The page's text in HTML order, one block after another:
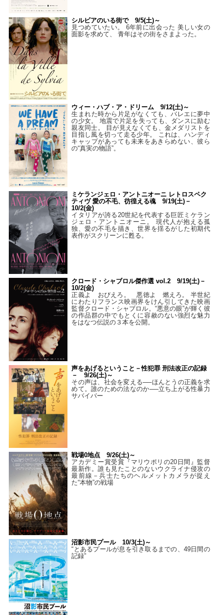
シルビアのいる街で 9/5(土)～
見つめていたい。 6年前に出会った 美しい女の
面影を求めて、 青年はその街をさまよった。
ウィー・ハブ・ア・ドリーム 9/12(土)～
生まれた時から片足がなくても、バレエに夢中
の少女。 地震で片足を失っても、ダンスに励む
親友同士。 目が見えなくても、金メダリストを
目指し風を切って走る少年。 これは、ハンディ
キャップがあっても未来をあきらめない、彼ら
の“真実の物語”。
ミケランジェロ・アントニオーニ レトロスペク
ティヴ 愛の不毛、彷徨える魂 9/19(土)－
10/2(金)
イタリアが誇る20世紀を代表する巨匠ミケラン
ジェロ・アントニオーニ。 現代人が抱える孤
独、愛の不毛を描き、世界を揺るがした初期代
表作がスクリーンに甦る。
クロード・シャブロル傑作選 vol.2 9/19(土)－
10/2(金)
正義よ おびえろ。 悪徳よ 燃えろ。 半世紀
にわたりフランス映画界をけん引してきた映画
監督クロード・シャブロル。“悪意の眼”が輝く彼
の作品群の中でもとくに容赦のない強烈な魅力
をはなつ伝説の３本を公開。
声をあげるということ－性犯罪 刑法改正の記録
－ 9/26(土)～
その声は、社会を変える──ほんとうの正義を求
めて。誰のための法なのか──立ち上がる性暴力
サバイバー
戦場0地点 9/26(土)～
アカデミー賞受賞『マリウポリの20日間』監督
最新作。誰も見たことのないウクライナ侵攻の
最前線－兵士たちのヘルメットカメラが捉え
た“本物”の戦場
沼影市民プール 10/3(土)～
“とあるプールが息を引き取るまでの、49日間の
記録”